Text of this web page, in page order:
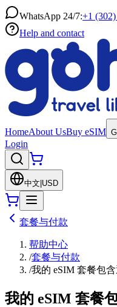
WhatsApp 24/7:+1
Help and contact
HomeAbout UsBuy eSIM
Login
中文 USD
套餐与付款
帮助中心
/套餐与付款
/我的 eSIM 套餐包
我的 eSIM 套餐